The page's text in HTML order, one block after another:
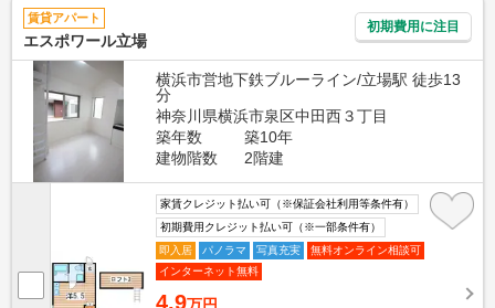
賃貸アパート
エスポワール立場
初期費用に注目
横浜市営地下鉄ブルーライン/立場駅 徒歩13
分
神奈川県横浜市泉区中田西３丁目
築年数
築10年
建物階数
2階建
家賃クレジット払い可（※保証会社利用等条件有）
初期費用クレジット払い可（※一部条件有）
即入居
パノラマ 写真充実
無料オンライン相談可
インターネット無料
4.9